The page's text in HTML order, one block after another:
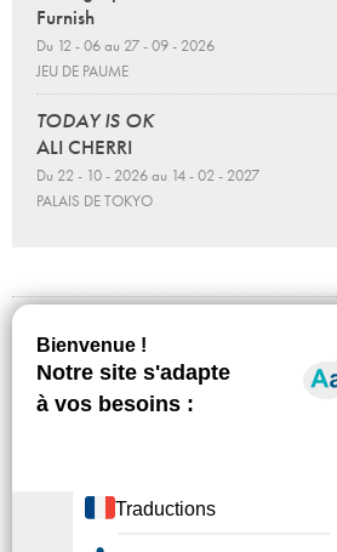
Furnish
Du 12 - 06 au 27 - 09 - 2026
JEU DE PAUME
TODAY IS OK
ALI CHERRI
Du 22 - 10 - 2026 au 14 - 02 - 2027
PALAIS DE TOKYO
TÉLÉCHARGEZ
Communiqué de presse